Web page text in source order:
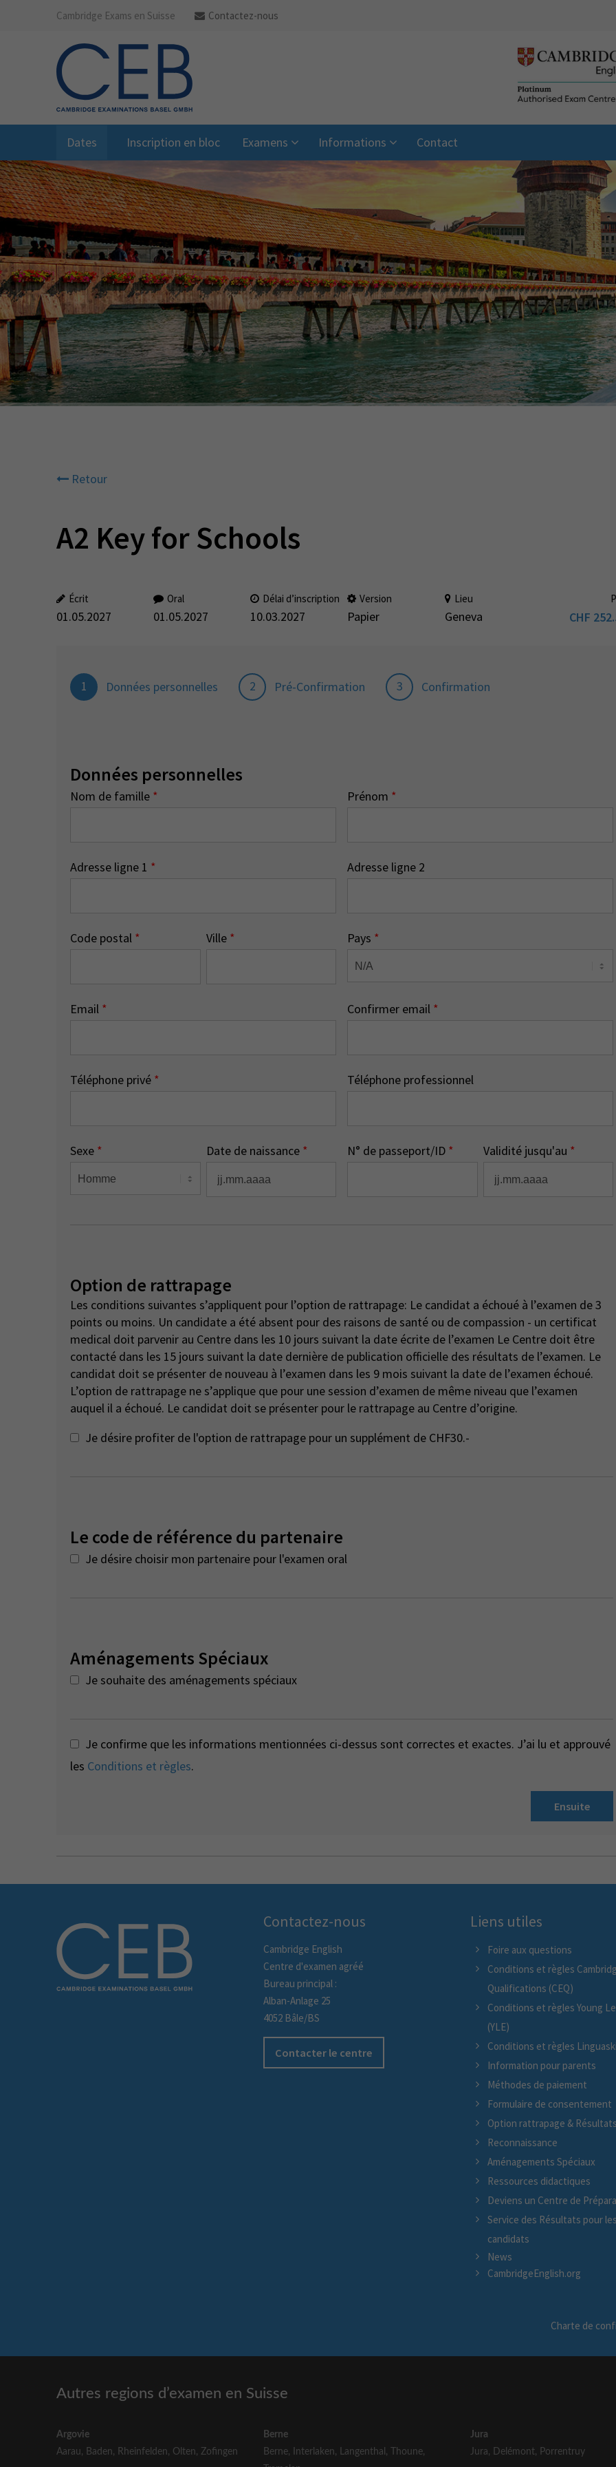
Cambridge Exams en Suisse Contactez-nous
Dates Inscription en bloc Examens Informations Contact
Retour
A2 Key for Schools
Écrit
01.05.2027
Oral
01.05.2027
Délai d’inscription
10.03.2027
Version
Papier
Lieu
Geneva CHF
1 Données personnelles 2 Pré-Confirmation 3 Confirmation
Données personnelles
Nom de famille * Prénom *
Adresse ligne 1 * Adresse ligne 2
Code postal * Ville * Pays *
Email * Confirmer email *
Téléphone privé * Téléphone professionnel
Sexe * Date de naissance * N° de passeport/ID * Validité jusqu'au *
Option de rattrapage
Les conditions suivantes s’appliquent pour l’option de rattrapage: Le candidat a échoué à l’examen de 3
points ou moins. Un candidate a été absent pour des raisons de santé ou de compassion - un certificat
medical doit parvenir au Centre dans les 10 jours suivant la date écrite de l’examen Le Centre doit être
contacté dans les 15 jours suivant la date dernière de publication officielle des résultats de l’examen. Le
candidat doit se présenter de nouveau à l’examen dans les 9 mois suivant la date de l’examen échoué.
L’option de rattrapage ne s’applique que pour une session d’examen de même niveau que l’examen
auquel il a échoué. Le candidat doit se présenter pour le rattrapage au Centre d’origine.
Je désire profiter de l'option de rattrapage pour un supplément de CHF30.-
Le code de référence du partenaire
Je désire choisir mon partenaire pour l'examen oral
Aménagements Spéciaux
Je souhaite des aménagements spéciaux
Je confirme que les informations mentionnées ci-dessus sont correctes et exactes. J’ai lu et approuvé
les Conditions et règles.
Ensuite
Contactez-nous
Cambridge English
Centre d'examen agréé
Bureau principal :
Alban-Anlage 25
4052 Bâle/BS
Contacter le centre
Liens utiles
Foire aux questions
Conditions et règles
Qualifications (CEQ)
Conditions et règles Young
(YLE)
Conditions et règles
Information pour parents
Méthodes de paiement
Formulaire de consentement
Option rattrapage & Résultats
Reconnaissance
Aménagements Spéciaux
Ressources didactiques
Deviens un Centre de
Service des Résultats pour les
candidats
News
CambridgeEnglish.org
Charte de
Autres regions d’examen en Suisse
Argovie
Aarau, Baden, Rheinfelden, Olten,Zofingen
Berne
Berne, Interlaken, Langenthal , Thoune,
Jura
Jura, Delémont, Porrentruy